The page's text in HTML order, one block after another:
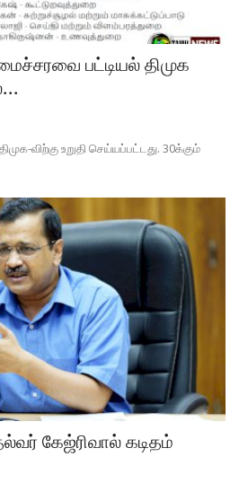
பட்டியல் திமுக
விற்கு உறுதி செய்யப்பட்டது. 30க்கும்
கேஜ்ரிவால் கடிதம்